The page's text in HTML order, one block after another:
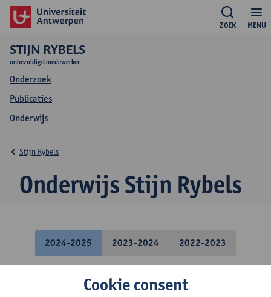
MENU
ZOEK
STIJN RYBELS
onbezoldigd medewerker
Onderzoek
Publicaties
Onderwijs
Onderwijs Stijn Rybels
Stijn Rybels
2024-2025 2023-2024 2022-2023
Ontwerpstudio 1: analyse
Cookie consent